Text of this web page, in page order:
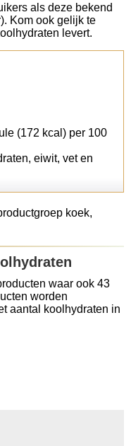
als deze bekend
Kom ook gelijk te
levert.
(172 kcal) per 100
eiwit, vet en
koek,
waar ook 43
worden
aantal koolhydraten in